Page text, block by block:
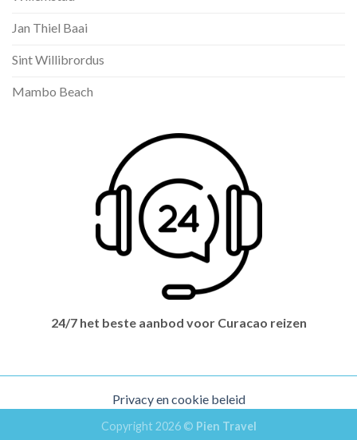
Jan Thiel Baai
Sint Willibrordus
Mambo Beach
24/7 het beste aanbod voor Curacao reizen
Privacy en cookie beleid
Copyright 2026 © Pien Travel